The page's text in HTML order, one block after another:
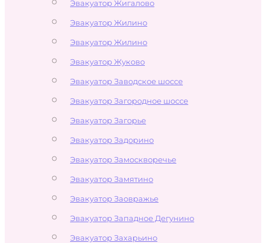
Эвакуатор Жигалово
Эвакуатор Жилино
Эвакуатор Жилино
Эвакуатор Жуково
Эвакуатор Заводское шоссе
Эвакуатор Загородное шоссе
Эвакуатор Загорье
Эвакуатор Задорино
Эвакуатор Замоскворечье
Эвакуатор Замятино
Эвакуатор Заовражье
Эвакуатор Западное Дегунино
Эвакуатор Захарьино